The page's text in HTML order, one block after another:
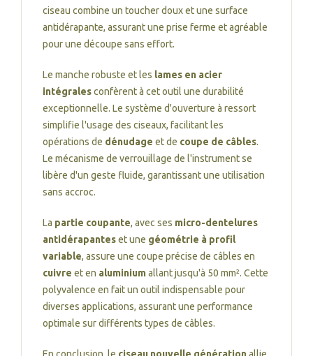
ciseau combine un toucher doux et une surface
antidérapante, assurant une prise ferme et agréable
pour une découpe sans effort.
Le manche robuste et les lames en acier
intégralesconfèrent à cet outil une durabilité
exceptionnelle. Le système d'ouverture à ressort
simplifie l'usage des ciseaux, facilitant les
opérations de dénudage et de coupe de câbles.
Le mécanisme de verrouillage de l'instrument se
libère d'un geste fluide, garantissant une utilisation
sans accroc.
La partie coupante, avec ses micro-dentelures
antidérapanteset une géométrie à profil
variable, assure une coupe précise de câbles en
cuivre et en aluminiumallant jusqu'à 50 mm². Cette
polyvalence en fait un outil indispensable pour
diverses applications, assurant une performance
optimale sur différents types de câbles.